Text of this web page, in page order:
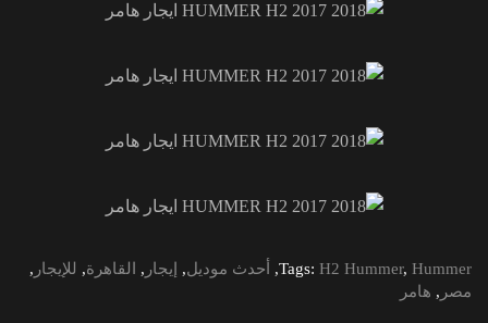
Tags: H2 Hummer, Hummer
, أحدث موديل, إيجار , القاهرة, للإيجار ,
مصر , هامر